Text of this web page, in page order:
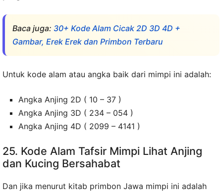
Baca juga: 30+ Kode Alam Cicak 2D 3D 4D +
Gambar, Erek Erek dan Primbon Terbaru
Untuk kode alam atau angka baik dari mimpi ini adalah:
Angka Anjing 2D ( 10 – 37 )
Angka Anjing 3D ( 234 – 054 )
Angka Anjing 4D ( 2099 – 4141 )
25. Kode Alam Tafsir Mimpi Lihat Anjing
dan Kucing Bersahabat
Dan jika menurut kitab primbon Jawa mimpi ini adalah